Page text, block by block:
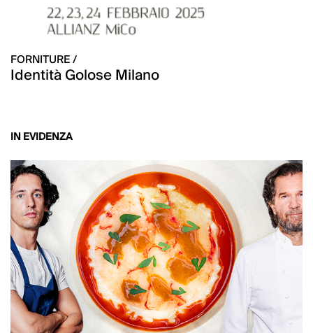
FORNITURE /
Identità Golose Milano
IN EVIDENZA